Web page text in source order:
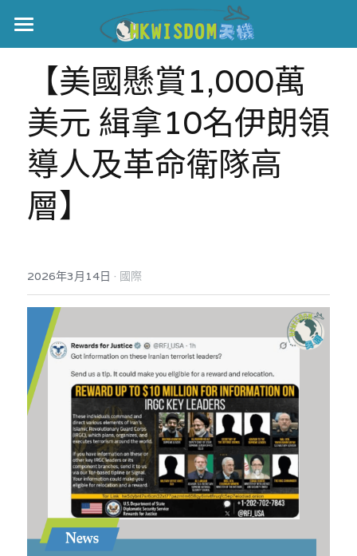
主頁
世界盃
伊美戰爭
黎智英案
正本清源•黎智英案
宏福火災
宏福苑聽證會
宏福火災正視聽
記錄．宏福苑火災
中國
國際
娛樂
反華推手你要知
反華推手懶人包
民主派騙案十式
反華推手起底
美西霸凌內幕
KOL 專欄
林淑芳專欄
屈穎妍專欄
朱庭萱專欄
絕密法庭檔案
醫院口岸爆炸案
屠龍小隊案
吃喝玩指南
關於我們
【美國懸賞1,000萬
美元 緝拿10名伊朗領
導人及革命衛隊高
層】
2026年3月14日 · 國際